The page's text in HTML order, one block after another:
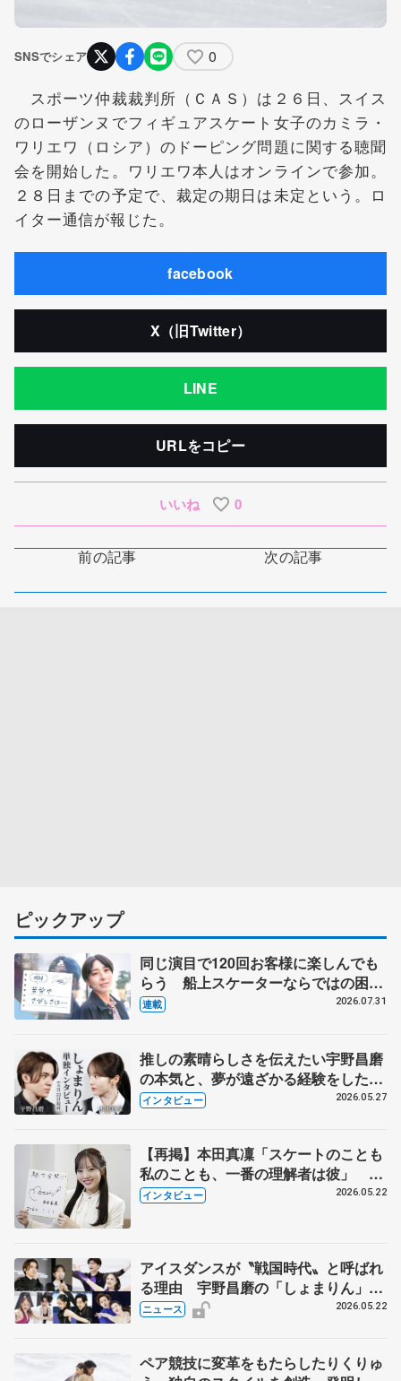
SNSでシェア 0
スポーツ仲裁裁判所（ＣＡＳ）は２６日、スイス
のローザンヌでフィギュアスケート女子のカミラ・
ワリエワ（ロシア）のドーピング問題に関する聴聞
会を開始した。ワリエワ本人はオンラインで参加。
２８日までの予定で、裁定の期日は未定という。ロ
イター通信が報じた。
facebook
X（旧Twitter）
LINE
URLをコピー
いいね 0
前の記事 次の記事
ピックアップ
同じ演目で120回お客様に楽しんでも
らう 船上スケーターならではの困難
とは 影響あったPIW前キャプテン松
連載 2026.07.31
推しの素晴らしさを伝えたい宇野昌磨
の本気と、夢が遠ざかる経験をした本
田真凜の覚悟
インタビュー 2026.05.27
【再掲】本田真凜「スケートのことも
私のことも、一番の理解者は彼」 引
退時の単独インタビューで語った競技
インタビュー 2026.05.22
アイスダンスが〝戦国時代〟と呼ばれ
る理由 宇野昌磨の「しょまりん」ら
実力者が相次いで参戦 国内の競争激
ニュース 2026.05.22
ペア競技に変革をもたらしたりくりゅ